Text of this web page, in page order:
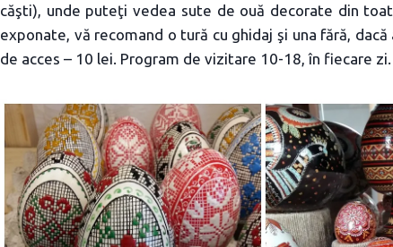
căşti), unde puteţi vedea sute de ouă decorate din
exponate, vă recomand o tură cu ghidaj şi una fără,
de acces – 10 lei. Program de vizitare 10-18, în fiecare zi.